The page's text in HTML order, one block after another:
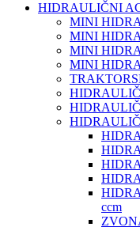
HIDRAULIČNI
MINI
MINI
MINI
MINI
ccm